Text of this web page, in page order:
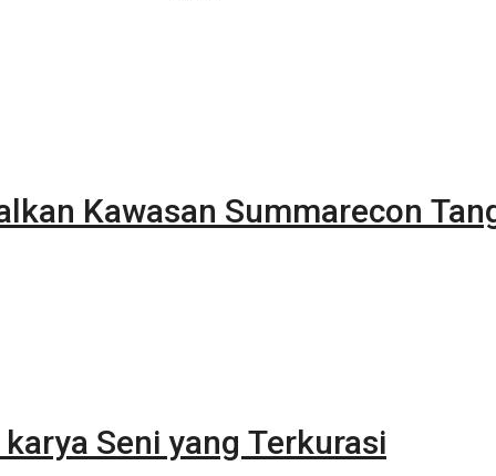
Kawasan Summarecon
Seni yang Terkurasi